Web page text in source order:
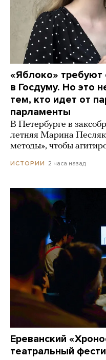
«Яблоко» требуют
в Госдуму. Но это
тем, кто идет от
парламенты
В Петербурге в
летняя Марина
методы», чтобы
ИСТОРИИ 2 часа назад
Ереванский
театральный